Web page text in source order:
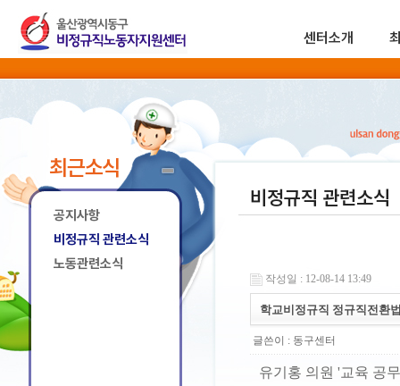
센터소개
최근소식
공지사항
비정규직 관련소식
노동관련소식
비정규직 관련소식
작성일 : 12-08-14 13:49
학교비정규직 정규직전환
글쓴이 : 동구센터
유기홍 의원 '교육 공